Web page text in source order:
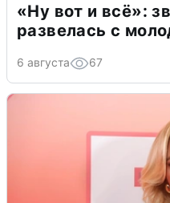
«Ну вот и всё»:
развелась с
6 августа 67